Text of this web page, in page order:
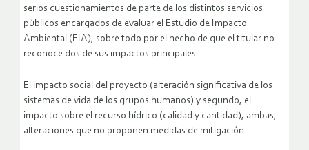
serios cuestionamientos de parte de los distintos servicios
públicos encargados de evaluar el Estudio de Impacto
Ambiental (EIA), sobre todo por el hecho de que el titular no
reconoce dos de sus impactos principales:
El impacto social del proyecto (alteración significativa de los
sistemas de vida de los grupos humanos) y segundo, el
impacto sobre el recurso hídrico (calidad y cantidad), ambas,
alteraciones que no proponen medidas de mitigación.